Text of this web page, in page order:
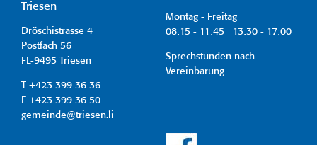
Triesen
Dröschistrasse 4
Postfach 56
FL-9495 Triesen
T +423 399 36 36
F +423 399 36 50
gemeinde@triesen.li
Montag - Freitag
08:15 - 11:45 13:30 - 17:00
Sprechstunden nach
Vereinbarung